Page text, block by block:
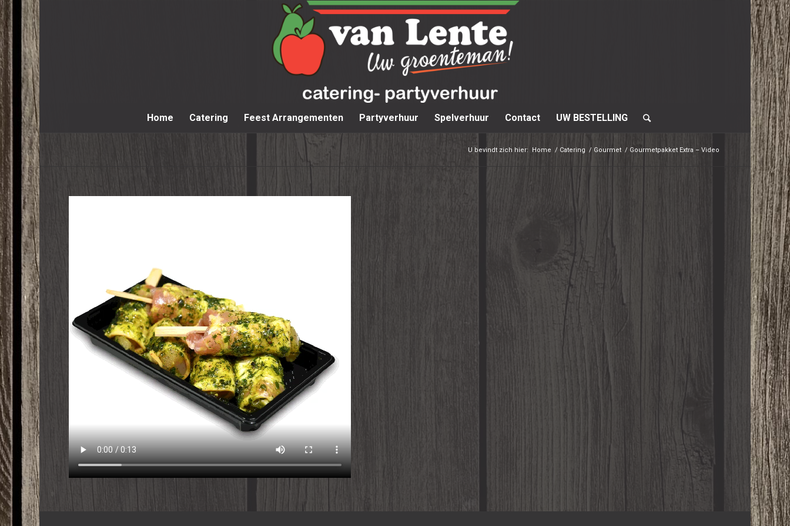
Home Catering Feest Arrangementen Partyverhuur Spelverhuur Contact UW BESTELLING
U bevindt zich hier: Home / Catering / Gourmet / Gourmetpakket Extra – Video